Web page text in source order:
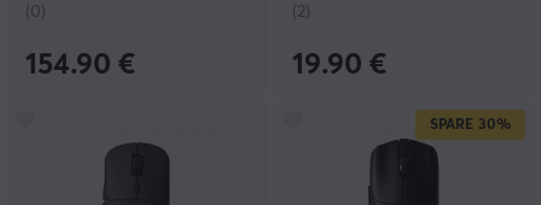
(0)
154.90 €
(2)
19.90 €
SPARE 30%